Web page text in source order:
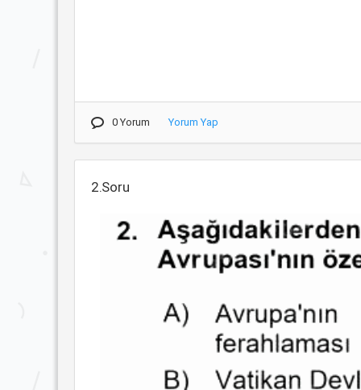
0 Yorum Yorum Yap
2.Soru